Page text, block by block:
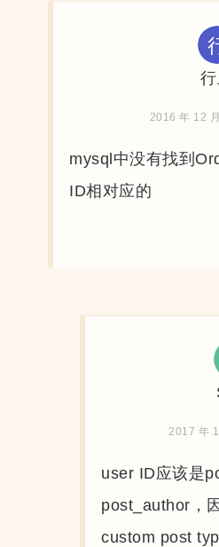
行
2016 年 12
mysql中没有找到
ID相对应的
2017 年
user ID应该是
post_author，
custom post